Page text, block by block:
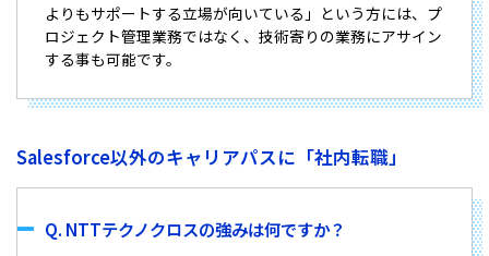
よりもサポートする立場が向いている」という方には、プ
ロジェクト管理業務ではなく、技術寄りの業務にアサイン
する事も可能です。
Salesforce以外のキャリアパスに「社内転職」
Q. NTTテクノクロスの強みは何ですか？